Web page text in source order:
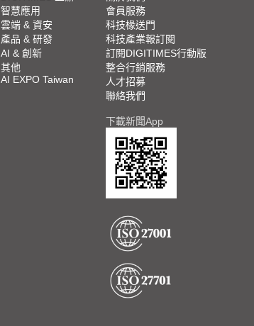
智慧應用
雲端 & 資安
產品 & 研發
AI & 創新
其他
AI EXPO Taiwan
會員服務
科技椽送門
科技產業報訂閱
訂閱DIGITIMES行動版
整合行銷服務
人才招募
聯絡我們
下載新聞App